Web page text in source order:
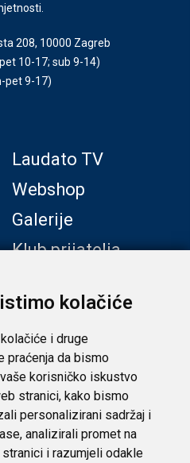
kolačiće
i druge
praćenja da bismo
korisničko iskustvo
stranici, kako bismo
personalizirani sadržaj i
analizirali promet na
i razumjeli odakle
208, 10000 Zagreb
10-17; sub 9-14)
pet 9-17)
Laudato TV
Webshop
Galerije
Klub prijatelja
| Tečaj konverzije: 1 EUR =
Uvjeti i privatnost